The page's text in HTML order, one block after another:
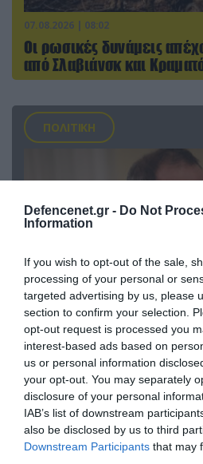
Defencenet.gr - Do Not
Information
If you wish to opt-out of the sale,
processing of your personal or
targeted advertising by us, please
section to confirm your selection.
opt-out request is processed you
interest-based ads based on
us or personal information
your opt-out. You may separately
disclosure of your personal
IAB’s list of downstream
also be disclosed by us to third
Downstream Participants that may
07.08.2026 | 08:02
Οι ρωσικές δυνάμεις
από Σλαβιάνσκ και
ΠΟΛΙΤΙΚΗ
07.08.2026 | 20:02
Ο Γιάννης Αλαφούζος
Κωνσταντίνο Ζούλα από τον
απομάκρυνσής του